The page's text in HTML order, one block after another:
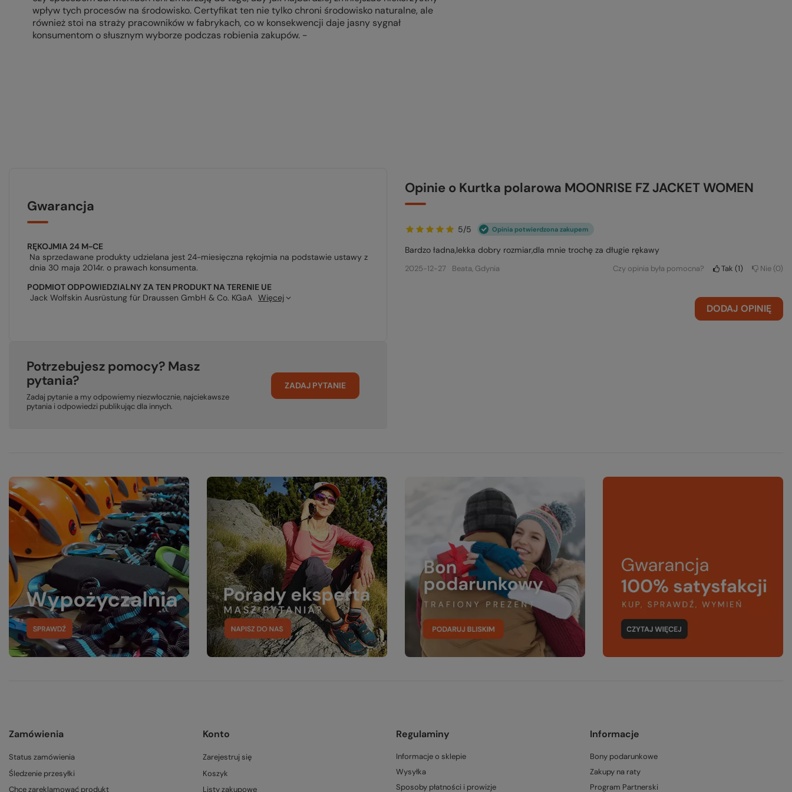
wpływ tych procesów na środowisko. Certyfikat ten nie tylko chroni środowisko naturalne, ale
również stoi na straży pracowników w fabrykach, co w konsekwencji daje jasny sygnał
konsumentom o słusznym wyborze podczas robienia zakupów. -
Gwarancja
RĘKOJMIA 24 M-CE
Na sprzedawane produkty udzielana jest 24-miesięczna rękojmia na podstawie ustawy z
dnia 30 maja 2014r. o prawach konsumenta.
PODMIOT ODPOWIEDZIALNY ZA TEN PRODUKT NA TERENIE UE
Jack Wolfskin Ausrüstung für Draussen GmbH & Co. KGaA Więcej
Potrzebujesz pomocy? Masz
pytania?
Zadaj pytanie a my odpowiemy niezwłocznie, najciekawsze
pytania i odpowiedzi publikując dla innych.
ZADAJ PYTANIE
Opinie o Kurtka polarowa MOONRISE FZ JACKET WOMEN
5/5 Opinia potwierdzona zakupem
Bardzo ładna,lekka dobry rozmiar,dla mnie trochę za długie rękawy
2025-12-27 Beata, Gdynia Czy opinia była pomocna? Tak 1 Nie 0
DODAJ OPINIĘ
Zamówienia
Status zamówienia
Śledzenie przesyłki
Chcę zareklamować produkt
Konto
Zarejestruj się
Koszyk
Listy zakupowe
Regulaminy
Informacje o sklepie
Wysyłka
Sposoby płatności i prowizje
Informacje
Bony podarunkowe
Zakupy na raty
Program Partnerski